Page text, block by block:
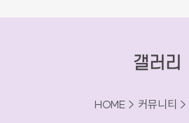
갤러리
HOME > 커뮤니티 >